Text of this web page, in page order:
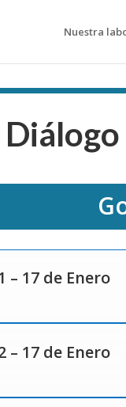
Nuestra
Diálogo
17 de Enero
17 de Enero